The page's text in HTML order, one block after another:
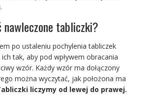
nawleczone tabliczki?
po ustaleniu pochylenia tabliczek
tak, aby pod wpływem obracania
wzór. Każdy wzór ma dołączony
można wyczytać, jak położona ma
liczymy od lewej do prawej.